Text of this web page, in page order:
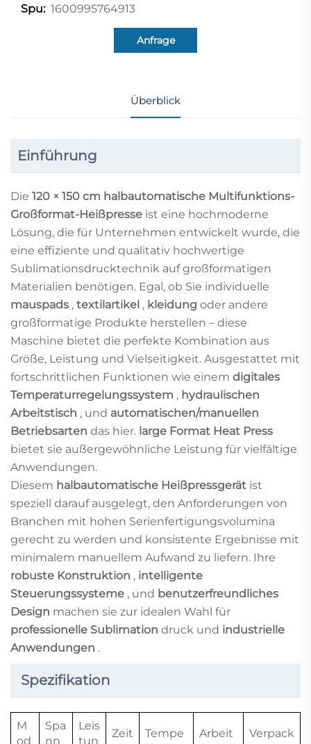
Spu: 1600995764913
Anfrage
Überblick
Einführung
Die 120 × 150 cm halbautomatische Multifunktions-
Großformat-Heißpresse ist eine hochmoderne
Lösung, die für Unternehmen entwickelt wurde, die
eine effiziente und qualitativ hochwertige
Sublimationsdrucktechnik auf großformatigen
Materialien benötigen. Egal, ob Sie individuelle
mauspads , textilartikel , kleidung oder andere
großformatige Produkte herstellen – diese
Maschine bietet die perfekte Kombination aus
Größe, Leistung und Vielseitigkeit. Ausgestattet mit
fortschrittlichen Funktionen wie einem digitales
Temperaturregelungssystem , hydraulischen
Arbeitstisch , und automatischen/manuellen
Betriebsarten das hier. large Format Heat Press
bietet sie außergewöhnliche Leistung für vielfältige
Anwendungen.
Diesem halbautomatische Heißpressgerät ist
speziell darauf ausgelegt, den Anforderungen von
Branchen mit hohen Serienfertigungsvolumina
gerecht zu werden und konsistente Ergebnisse mit
minimalem manuellem Aufwand zu liefern. Ihre
robuste Konstruktion , intelligente
Steuerungssysteme , und benutzerfreundliches
Design machen sie zur idealen Wahl für
professionelle Sublimation druck und industrielle
Anwendungen .
Spezifikation
M
od
Spa
nn
Leis
tun
Zeit
Tempe
Arbeit
Verpack